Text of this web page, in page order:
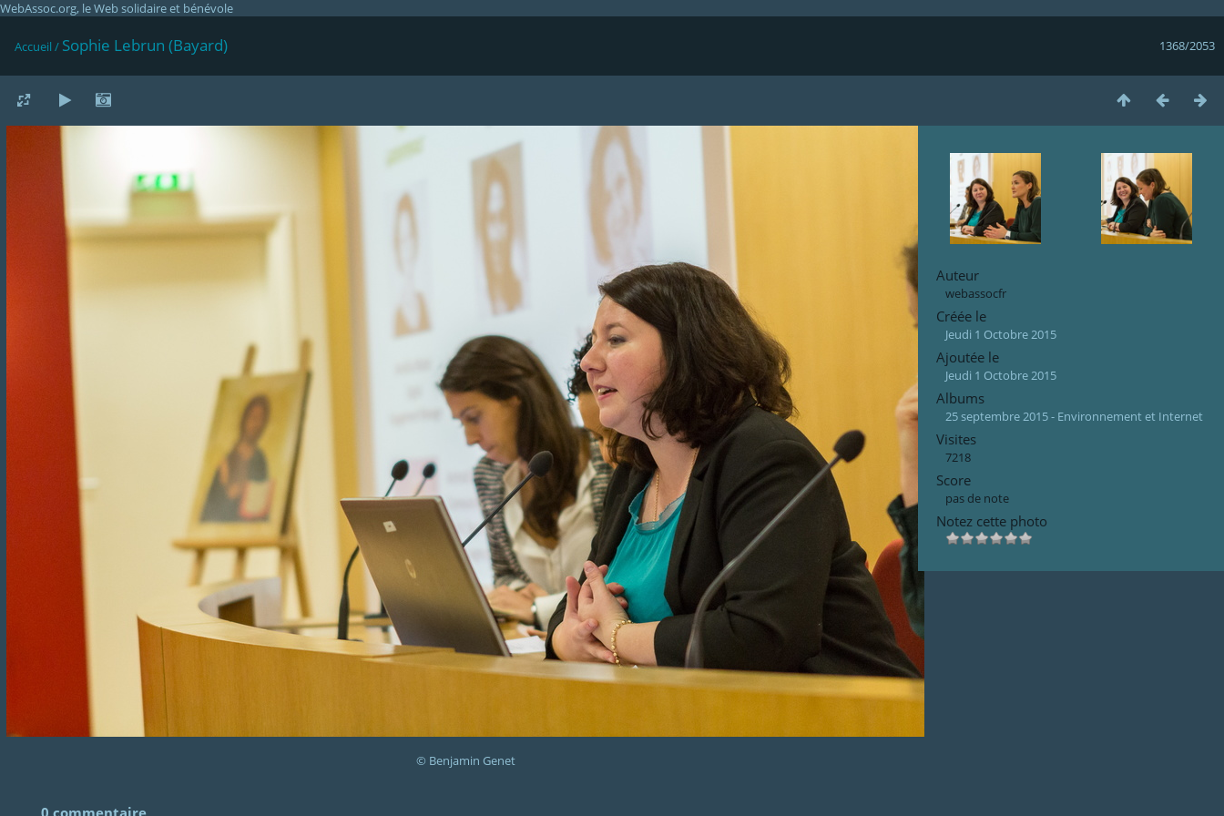
WebAssoc.org, le Web solidaire et bénévole
1368/2053
Accueil / Sophie Lebrun (Bayard)
© Benjamin Genet
Auteur
webassocfr
Créée le
Jeudi 1 Octobre 2015
Ajoutée le
Jeudi 1 Octobre 2015
Albums
25 septembre 2015 - Environnement et Internet
Visites
7218
Score
pas de note
Notez cette photo
0 commentaire